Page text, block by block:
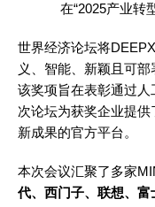
在“2025产业转
世界经济论坛将
义、智能、新颖且可
该奖项旨在表彰通过
次论坛为获奖企业提
新成果的官方平台。
本次会议汇聚了多家
代、西门子、联想、